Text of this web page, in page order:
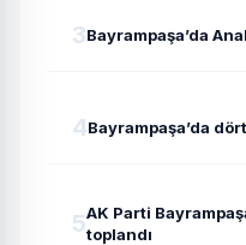
3Bayrampaşa’da
4Bayrampaşa’da
5AK Parti
toplandı